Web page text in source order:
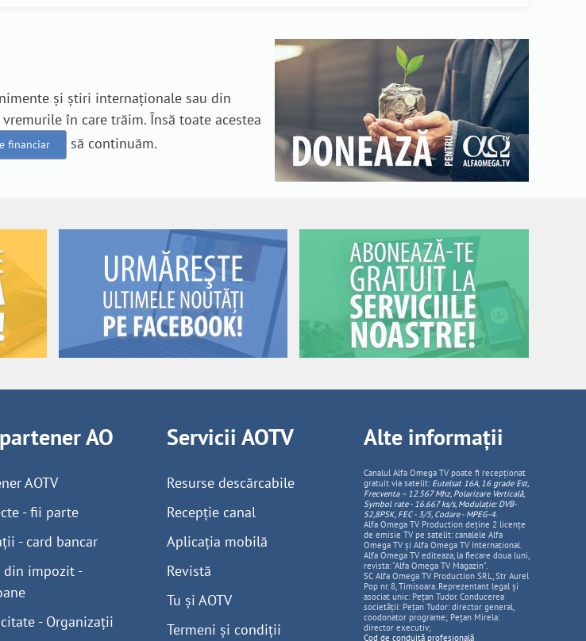
și știri internaționale sau din
în care trăim. Însă toate acestea
financiar să continuăm.
AO
AOTV
- fii parte
- card bancar
din impozit -
- Organizații
Servicii AOTV
Resurse descărcabile
Recepție canal
Aplicația mobilă
Revistă
Tu și AOTV
Termeni și condiții
Alte informații
Canalul Alfa Omega TV poate fi recepționat
gratuit via satelit: Eutelsat 16A, 16 grade Est,
Frecventa – 12.567 Mhz, PolarizareVerticală,
Symbol rate - 16.667 ks/s, Modulație: DVB-
S2,8PSK, FEC - 3/5, Codare - MPEG-4.
Alfa Omega TV Production deține 2 licențe
de emisie TV pe satelit: canalele Alfa
Omega TV și Alfa Omega TV Internațional.
Alfa Omega TV editeaza, la fiecare doua luni,
revista: "Alfa Omega TV Magazin".
SC Alfa Omega TV Production SRL, Str Aurel
Pop nr. 8, Timisoara. Reprezentant legal și
asociat unic: Pețan Tudor. Conducerea
societății: Pețan Tudor: director general,
coodonator programe; Pețan Mirela:
director executiv;
Cod de conduită profesională